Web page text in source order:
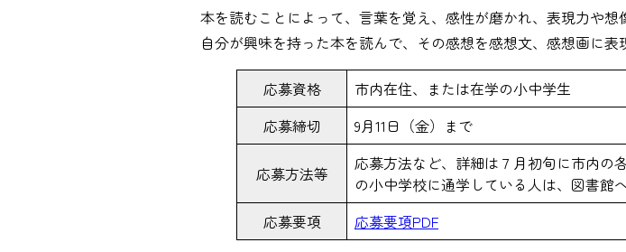
本を読むことによって、言葉を覚え、感性が磨かれ、表現力や想
自分が興味を持った本を読んで、その感想を感想文、感想画に表
応募資格
市内在住、または在学の小中学生
応募締切
9月11日（金）まで
応募方法等
応募方法など、詳細は７月初旬に市内の
の小中学校に通学している人は、図書館
応募要項
応募要項PDF